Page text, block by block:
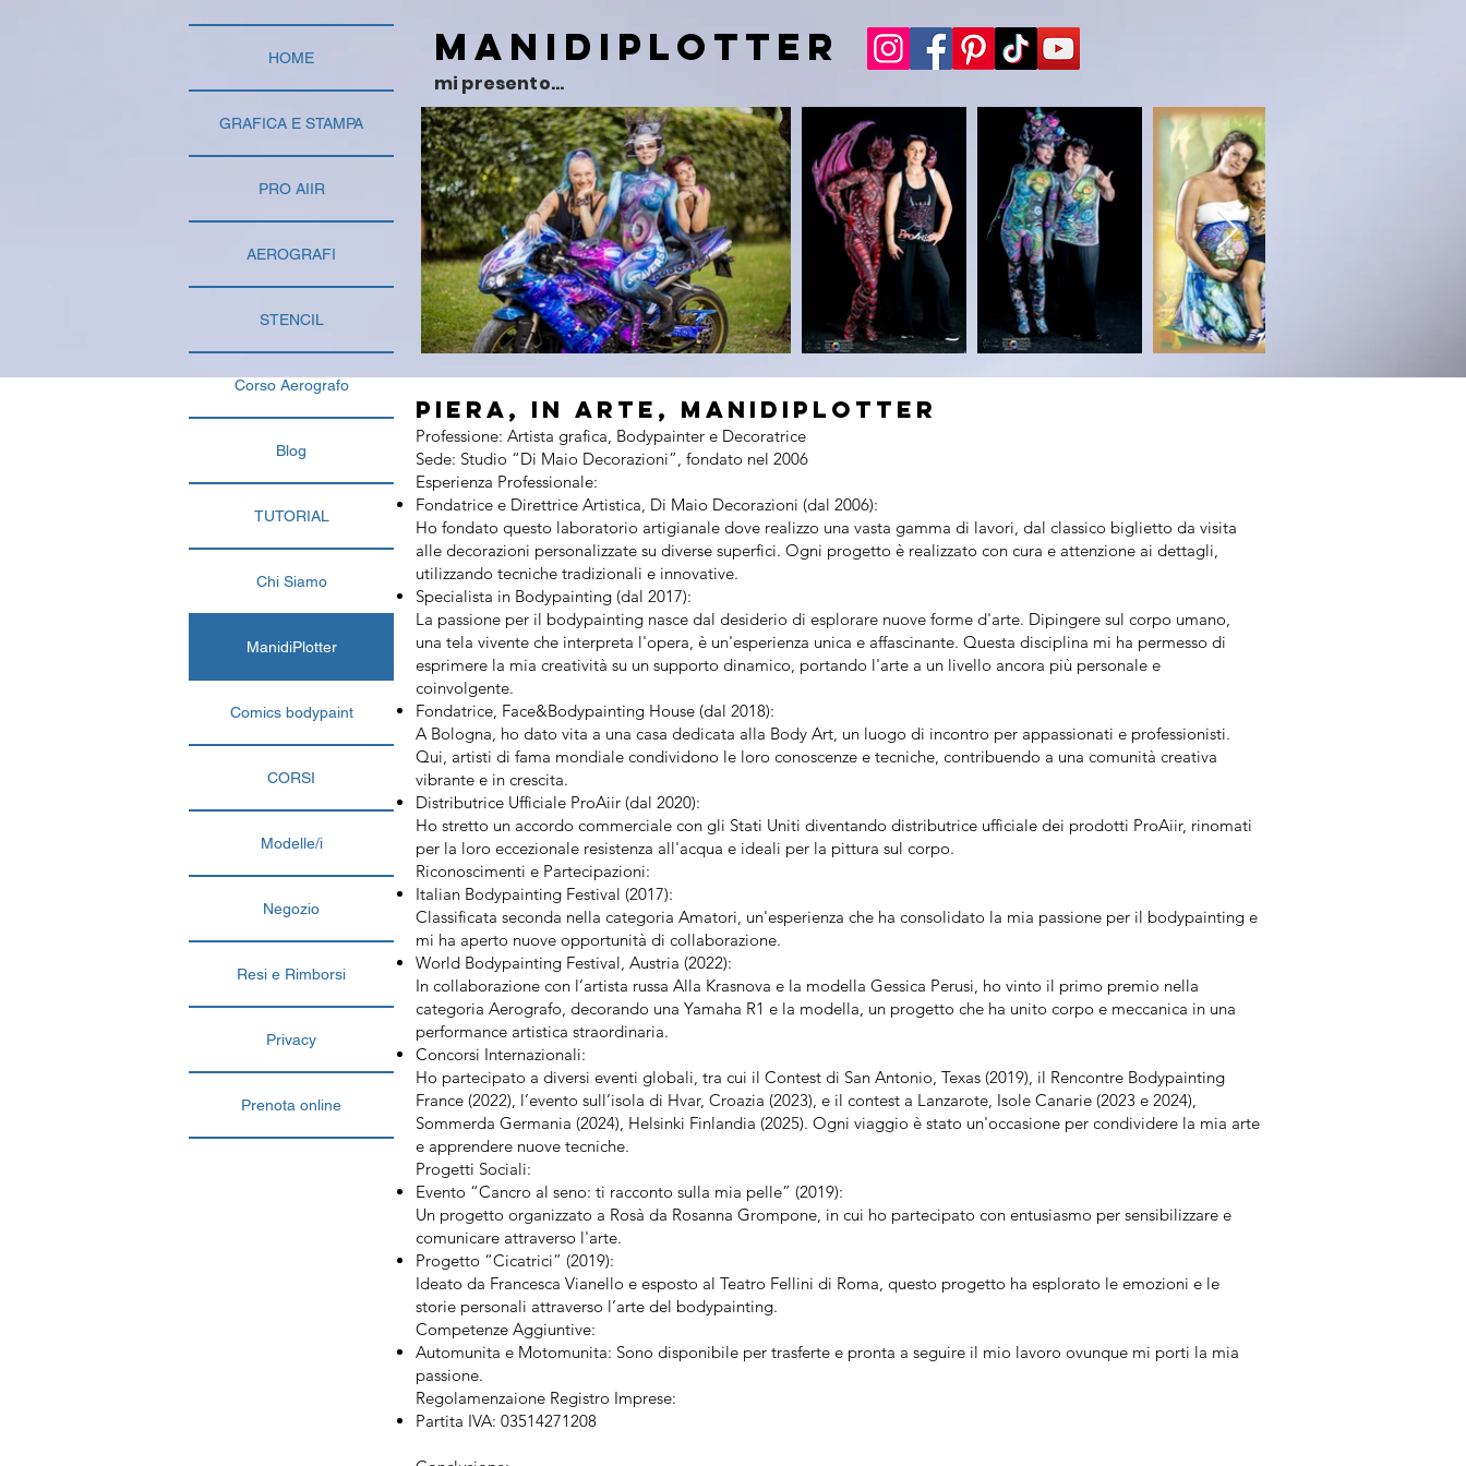
ManidiPlotter
mi presento...
HOME
GRAFICA E STAMPA
PRO AIIR
AEROGRAFI
STENCIL
Corso Aerografo
Blog
TUTORIAL
Chi Siamo
ManidiPlotter
Comics bodypaint
CORSI
Modelle/i
Negozio
Resi e Rimborsi
Privacy
Prenota online
PierA, IN ARTE, ManidiPlotter
Professione: Artista grafica, Bodypainter e Decoratrice
Sede: Studio “Di Maio Decorazioni”, fondato nel 2006
Esperienza Professionale:
Fondatrice e Direttrice Artistica, Di Maio Decorazioni (dal 2006):
Ho fondato questo laboratorio artigianale dove realizzo una vasta gamma di lavori, dal classico biglietto da visita
alle decorazioni personalizzate su diverse superfici. Ogni progetto è realizzato con cura e attenzione ai dettagli,
utilizzando tecniche tradizionali e innovative.
Specialista in Bodypainting (dal 2017):
La passione per il bodypainting nasce dal desiderio di esplorare nuove forme d'arte. Dipingere sul corpo umano,
una tela vivente che interpreta l'opera, è un'esperienza unica e affascinante. Questa disciplina mi ha permesso di
esprimere la mia creatività su un supporto dinamico, portando l'arte a un livello ancora più personale e
coinvolgente.
Fondatrice, Face&Bodypainting House (dal 2018):
A Bologna, ho dato vita a una casa dedicata alla Body Art, un luogo di incontro per appassionati e professionisti.
Qui, artisti di fama mondiale condividono le loro conoscenze e tecniche, contribuendo a una comunità creativa
vibrante e in crescita.
Distributrice Ufficiale ProAiir (dal 2020):
Ho stretto un accordo commerciale con gli Stati Uniti diventando distributrice ufficiale dei prodotti ProAiir, rinomati
per la loro eccezionale resistenza all'acqua e ideali per la pittura sul corpo.
Riconoscimenti e Partecipazioni:
Italian Bodypainting Festival (2017):
Classificata seconda nella categoria Amatori, un'esperienza che ha consolidato la mia passione per il bodypainting e
mi ha aperto nuove opportunità di collaborazione.
World Bodypainting Festival, Austria (2022):
In collaborazione con l’artista russa Alla Krasnova e la modella Gessica Perusi, ho vinto il primo premio nella
categoria Aerografo, decorando una Yamaha R1 e la modella, un progetto che ha unito corpo e meccanica in una
performance artistica straordinaria.
Concorsi Internazionali:
Ho partecipato a diversi eventi globali, tra cui il Contest di San Antonio, Texas (2019), il Rencontre Bodypainting
France (2022), l’evento sull’isola di Hvar, Croazia (2023), e il contest a Lanzarote, Isole Canarie (2023 e 2024),
Sommerda Germania (2024), Helsinki Finlandia (2025). Ogni viaggio è stato un'occasione per condividere la mia arte
e apprendere nuove tecniche.
Progetti Sociali:
Evento “Cancro al seno: ti racconto sulla mia pelle” (2019):
Un progetto organizzato a Rosà da Rosanna Grompone, in cui ho partecipato con entusiasmo per sensibilizzare e
comunicare attraverso l'arte.
Progetto “Cicatrici” (2019):
Ideato da Francesca Vianello e esposto al Teatro Fellini di Roma, questo progetto ha esplorato le emozioni e le
storie personali attraverso l’arte del bodypainting.
Competenze Aggiuntive:
Automunita e Motomunita: Sono disponibile per trasferte e pronta a seguire il mio lavoro ovunque mi porti la mia
passione.
Regolamenzaione Registro Imprese:
Partita IVA: 03514271208